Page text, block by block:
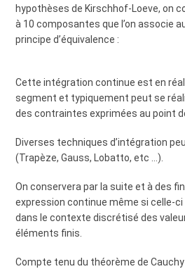
hypothèses de Kirschhof-Loeve, on
à 10 composantes que l’on associe
principe d’équivalence :
Cette intégration continue est en
segment et typiquement peut se
des contraintes exprimées au point
Diverses techniques d’intégration
(Trapèze, Gauss, Lobatto, etc …).
On conservera par la suite et à des
expression continue même si celle-ci
dans le contexte discrétisé des
éléments finis.
Compte tenu du théorème de